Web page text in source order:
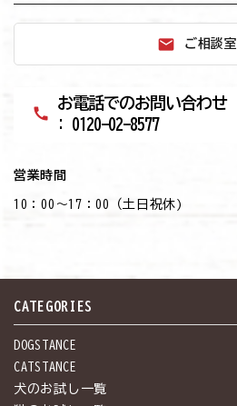
mail ご相談室
call
お電話でのお問い合わせ
: 0120-02-8577
営業時間
10：00～17：00（土日祝休)
CATEGORIES
DOGSTANCE
CATSTANCE
犬のお試し一覧